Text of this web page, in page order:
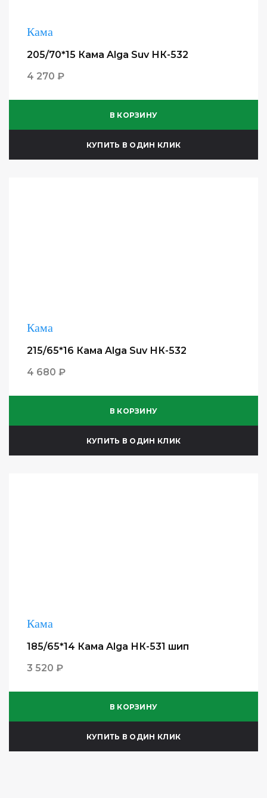
Кама
205/70*15 Кама Alga Suv НК-532
4 270 ₽
В КОРЗИНУ
КУПИТЬ В ОДИН КЛИК
Кама
215/65*16 Кама Alga Suv НК-532
4 680 ₽
В КОРЗИНУ
КУПИТЬ В ОДИН КЛИК
Кама
185/65*14 Кама Alga НК-531 шип
3 520 ₽
В КОРЗИНУ
КУПИТЬ В ОДИН КЛИК